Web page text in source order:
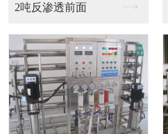
水处理反渗透设备